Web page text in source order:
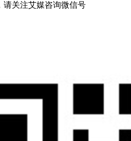
请关注艾媒咨询微信号